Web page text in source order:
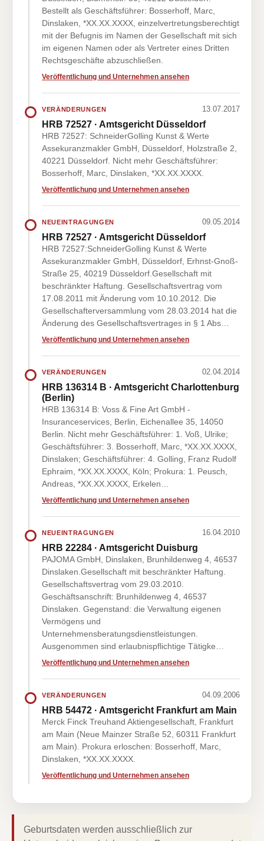
Bestellt als Geschäftsführer: Bosserhoff, Marc,
Dinslaken, *XX.XX.XXXX, einzelvertretungsberechtigt
mit der Befugnis im Namen der Gesellschaft mit sich
im eigenen Namen oder als Vertreter eines Dritten
Rechtsgeschäfte abzuschließen.
Veröffentlichung und Unternehmen ansehen
VERÄNDERUNGEN 13.07.2017
HRB 72527 · Amtsgericht Düsseldorf
HRB 72527: SchneiderGolling Kunst & Werte
Assekuranzmakler GmbH, Düsseldorf, Holzstraße 2,
40221 Düsseldorf. Nicht mehr Geschäftsführer:
Bosserhoff, Marc, Dinslaken, *XX.XX.XXXX.
Veröffentlichung und Unternehmen ansehen
NEUEINTRAGUNGEN 09.05.2014
HRB 72527 · Amtsgericht Düsseldorf
HRB 72527:SchneiderGolling Kunst & Werte
Assekuranzmakler GmbH, Düsseldorf, Erhnst-Gnoß-
Straße 25, 40219 Düsseldorf.Gesellschaft mit
beschränkter Haftung. Gesellschaftsvertrag vom
17.08.2011 mit Änderung vom 10.10.2012. Die
Gesellschafterversammlung vom 28.03.2014 hat die
Änderung des Gesellschaftsvertrages in § 1 Abs…
Veröffentlichung und Unternehmen ansehen
VERÄNDERUNGEN 02.04.2014
HRB 136314 B · Amtsgericht Charlottenburg
(Berlin)
HRB 136314 B: Voss & Fine Art GmbH -
Insuranceservices, Berlin, Eichenallee 35, 14050
Berlin. Nicht mehr Geschäftsführer: 1. Voß, Ulrike;
Geschäftsführer: 3. Bosserhoff, Marc, *XX.XX.XXXX,
Dinslaken; Geschäftsführer: 4. Golling, Franz Rudolf
Ephraim, *XX.XX.XXXX, Köln; Prokura: 1. Peusch,
Andreas, *XX.XX.XXXX, Erkelen…
Veröffentlichung und Unternehmen ansehen
NEUEINTRAGUNGEN 16.04.2010
HRB 22284 · Amtsgericht Duisburg
PAJOMA GmbH, Dinslaken, Brunhildenweg 4, 46537
Dinslaken.Gesellschaft mit beschränkter Haftung.
Gesellschaftsvertrag vom 29.03.2010.
Geschäftsanschrift: Brunhildenweg 4, 46537
Dinslaken. Gegenstand: die Verwaltung eigenen
Vermögens und
Unternehmensberatungsdienstleistungen.
Ausgenommen sind erlaubnispflichtige Tätigke…
Veröffentlichung und Unternehmen ansehen
VERÄNDERUNGEN 04.09.2006
HRB 54472 · Amtsgericht Frankfurt am Main
Merck Finck Treuhand Aktiengesellschaft, Frankfurt
am Main (Neue Mainzer Straße 52, 60311 Frankfurt
am Main). Prokura erloschen: Bosserhoff, Marc,
Dinslaken, *XX.XX.XXXX.
Veröffentlichung und Unternehmen ansehen
Geburtsdaten werden ausschließlich zur